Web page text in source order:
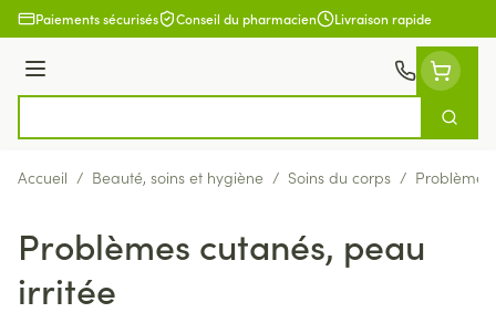
Aller au contenu
Paiements sécurisés Conseil du pharmacien Livraison rapide
Menu
Accueil / Beauté, soins et hygiène / Soins du corps /
Problèmes cutanés, peau
irritée